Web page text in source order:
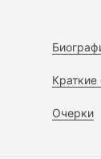
Очерки